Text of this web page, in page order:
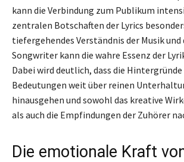
kann die Verbindung zum Publikum
zentralen Botschaften der Lyrics
tiefergehendes Verständnis der Musik
Songwriter kann die wahre Essenz der
Dabei wird deutlich, dass die
Bedeutungen weit über reinen
hinausgehen und sowohl das kreative
als auch die Empfindungen der Zuhörer
Die emotionale Kraft